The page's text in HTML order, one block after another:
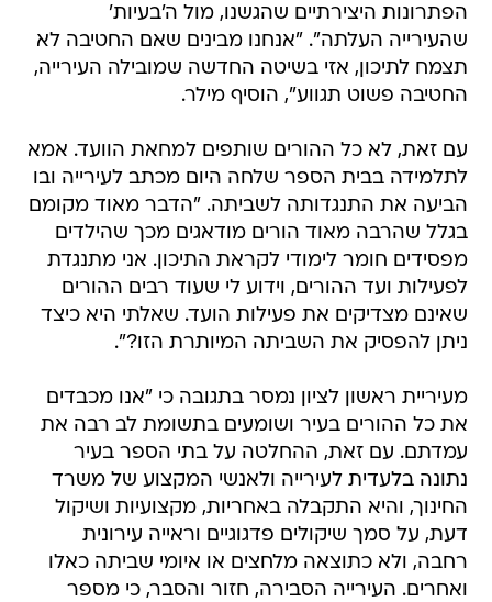
הפתרונות היצירתיים שהגשנו, מול ה'בעיות'
שהעירייה העלתה". "אנחנו מבינים שאם החטיבה לא
תצמח לתיכון, אזי בשיטה החדשה שמובילה העירייה,
החטיבה פשוט תגווע", הוסיף מילר.
עם זאת, לא כל ההורים שותפים למחאת הוועד. אמא
לתלמידה בבית הספר שלחה היום מכתב לעירייה ובו
הביעה את התנגדותה לשביתה. "הדבר מאוד מקומם
בגלל שהרבה מאוד הורים מודאגים מכך שהילדים
מפסידים חומר לימודי לקראת התיכון. אני מתנגדת
לפעילות ועד ההורים, וידוע לי שעוד רבים ההורים
שאינם מצדיקים את פעילות הועד. שאלתי היא כיצד
ניתן להפסיק את השביתה המיותרת הזו?".
מעיריית ראשון לציון נמסר בתגובה כי "אנו מכבדים
את כל ההורים בעיר ושומעים בתשומת לב רבה את
עמדתם. עם זאת, ההחלטה על בתי הספר בעיר
נתונה בלעדית לעירייה ולאנשי המקצוע של משרד
החינוך, והיא התקבלה באחריות, מקצועיות ושיקול
דעת, על סמך שיקולים פדגוגיים וראייה עירונית
רחבה, ולא כתוצאה מלחצים או איומי שביתה כאלו
ואחרים. העירייה הסבירה, חזור והסבר, כי מספר